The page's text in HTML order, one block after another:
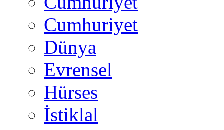
Cumhuriyet
Dünya
Evrensel
Hürses
İstiklal